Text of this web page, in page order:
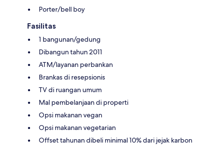
Porter/bell boy
Fasilitas
1 bangunan/gedung
Dibangun tahun 2011
ATM/layanan perbankan
Brankas di resepsionis
TV di ruangan umum
Mal pembelanjaan di properti
Opsi makanan vegan
Opsi makanan vegetarian
Offset tahunan dibeli minimal 10% dari jejak karbon